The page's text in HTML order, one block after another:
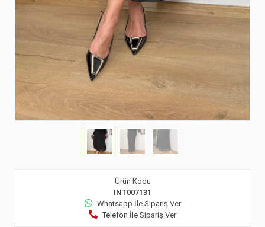
Ürün Kodu
INT007131
Whatsapp İle Sipariş Ver
Telefon İle Sipariş Ver